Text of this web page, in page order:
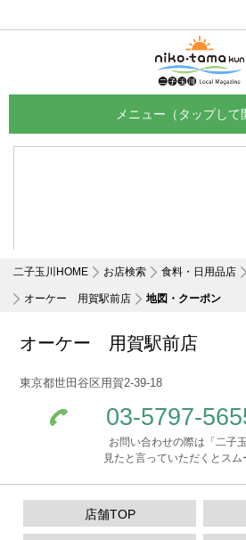
二子玉川HOME お店検索 食料・日用品店
オーケー 用賀駅前店 地図・クーポン
オーケー 用賀駅前店
東京都世田谷区用賀2-39-18
03-5797-
お問い合わせの際は「二子
見たと言っていただくとスム
店舗TOP
メニュー